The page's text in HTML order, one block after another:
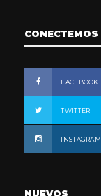
CONECTEMOS
FACEBOOK
TWITTER
INSTAGRAM
NUEVOS